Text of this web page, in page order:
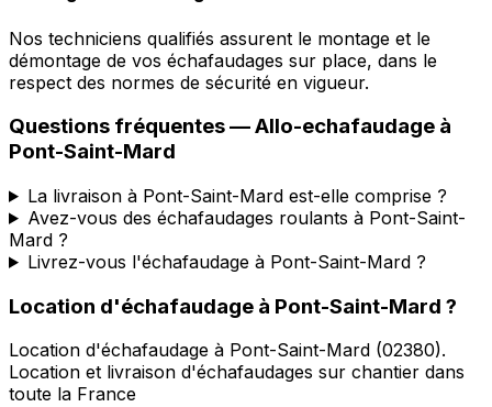
Nos techniciens qualifiés assurent le montage et le
démontage de vos échafaudages sur place, dans le
respect des normes de sécurité en vigueur.
Questions fréquentes —Allo-echafaudage à
Pont-Saint-Mard
La livraison à Pont-Saint-Mard est-elle comprise ?
Avez-vous des échafaudages roulants à Pont-Saint-
Mard ?
Livrez-vous l'échafaudage à Pont-Saint-Mard ?
Location d'échafaudage à Pont-Saint-Mard ?
Location d'échafaudage à Pont-Saint-Mard (02380).
Location et livraison d'échafaudages sur chantier dans
toute la France